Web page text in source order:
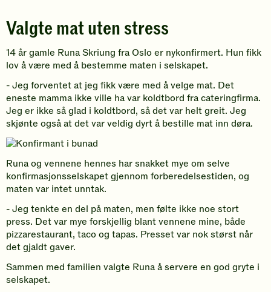
Valgte mat uten stress
14 år gamle Runa Skriung fra Oslo er nykonfirmert. Hun fikk
lov å være med å bestemme maten i selskapet.
- Jeg forventet at jeg fikk være med å velge mat. Det
eneste mamma ikke ville ha var koldtbord fra cateringfirma.
Jeg er ikke så glad i koldtbord, så det var helt greit. Jeg
skjønte også at det var veldig dyrt å bestille mat inn døra.
Runa og vennene hennes har snakket mye om selve
konfirmasjonsselskapet gjennom forberedelsestiden, og
maten var intet unntak.
- Jeg tenkte en del på maten, men følte ikke noe stort
press. Det var mye forskjellig blant vennene mine, både
pizzarestaurant, taco og tapas. Presset var nok størst når
det gjaldt gaver.
Sammen med familien valgte Runa å servere en god gryte i
selskapet.